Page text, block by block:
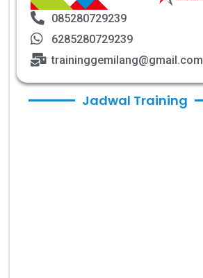
085280729239
6285280729239
traininggemilang@gmail.com
Jadwal Training